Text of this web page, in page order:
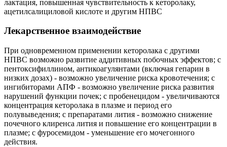
лактация, повышенная чувствительность к кеторолаку,
ацетилсалициловой кислоте и другим НПВС
Лекарственное взаимодействие
При одновременном применении кеторолака с другими
НПВС возможно развитие аддитивных побочных эффектов; с
пентоксифиллином, антикоагулянтами (включая гепарин в
низких дозах) - возможно увеличение риска кровотечения; с
ингибиторами АПФ - возможно увеличение риска развития
нарушений функции почек; с пробенецидом - увеличиваются
концентрация кеторолака в плазме и период его
полувыведения; с препаратами лития - возможно снижение
почечного клиренса лития и повышение его концентрации в
плазме; с фуросемидом - уменьшение его мочегонного
действия.